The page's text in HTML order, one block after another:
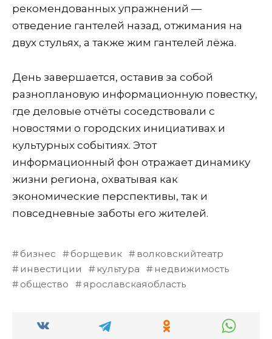
рекомендованных упражнений —
отведение гантелей назад, отжимания на
двух стульях, а также жим гантелей лёжа.
День завершается, оставив за собой
разноплановую информационную повестку,
где деловые отчёты соседствовали с
новостями о городских инициативах и
культурных событиях. Этот
информационный фон отражает динамику
жизни региона, охватывая как
экономические перспективы, так и
повседневные заботы его жителей.
бизнес борщевик
волковскийтеатр
инвестиции
культура
недвижимость
общество
ярославскаяобласть